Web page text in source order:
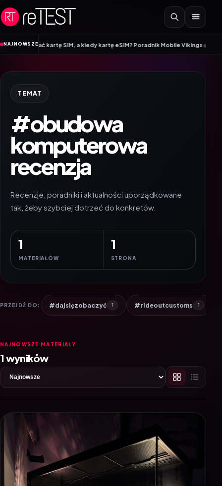
Przejdź do treści
NAJNOWSZE
kartę SIM, a kiedy kartę eSIM? Poradnik Mobile Vikings•Wracamy do
TEMAT
#obudowa
komputerowa
recenzja
Recenzje, poradniki i aktualności uporządkowane
tak, żeby szybciej dotrzeć do konkretów.
1
MATERIAŁÓW
1
STRONA
PRZEJDŹ DO: #dajsięzobaczyć 1 #rideoutcustoms 1
NAJNOWSZE MATERIAŁY
1 wyników